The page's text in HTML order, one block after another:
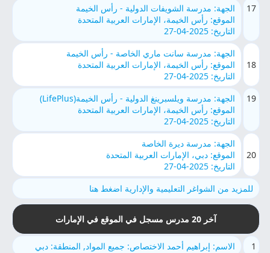
17
الجهة: مدرسة الشويفات الدولية - رأس الخيمة
الموقع: رأس الخيمة، الإمارات العربية المتحدة
التاريخ: 2025-04-27
18
الجهة: مدرسة سانت ماري الخاصة - رأس الخيمة
الموقع: رأس الخيمة، الإمارات العربية المتحدة
التاريخ: 2025-04-27
19
الجهة: مدرسة ويلسبرينغ الدولية - رأس الخيمة(LifePlus)
الموقع: رأس الخيمة، الإمارات العربية المتحدة
التاريخ: 2025-04-27
20
الجهة: مدرسة ديرة الخاصة
الموقع: دبي، الإمارات العربية المتحدة
التاريخ: 2025-04-27
للمزيد من الشواغر التعليمية والإدارية اضغط هنا
آخر 20 مدرس مسجل في الموقع في الإمارات
1 الاسم: إبراهيم أحمد الاختصاص: جميع المواد, المنطقة: دبي